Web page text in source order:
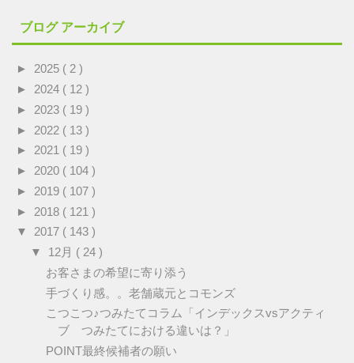
ブログ アーカイブ
► 2025 ( 2 )
► 2024 ( 12 )
► 2023 ( 19 )
► 2022 ( 13 )
► 2021 ( 19 )
► 2020 ( 104 )
► 2019 ( 107 )
► 2018 ( 121 )
▼ 2017 ( 143 )
▼ 12月 ( 24 )
お客さまの希望に寄り添う
手づくり感。。老舗蔵元とコモンズ
こつこつ♪つみたてコラム「インデックスvsアクティ
ブ つみたてにおける違いは？」
POINT最終候補者の願い